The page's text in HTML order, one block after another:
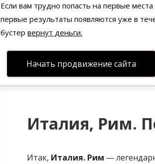
Если вам трудно попасть на первые
первые результаты появляются уже в
бустер вернут деньги.
Начать продвижение сайта
Италия, Рим.
Итак, Италия. Рим —